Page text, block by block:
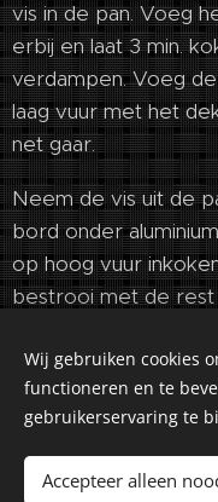
vis in de pan. Voeg
erbij en laat 3 min.
verdampen. Voeg
laag vuur met het
net gaar.
Neem de vis uit de
bord onder
op hoog vuur
bestrooi met de
©2018-2026 Kuiranto
Wij gebruiken cookies
functioneren en te
gebruikerservaring te
Accepteer alleen